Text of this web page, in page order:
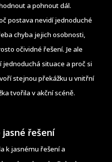
a pohnout dál.
postava nevidí jednoduché
chyba jejich osobnosti,
očividné řešení. Je ale
situace a proč si
stejnou překážku u vnitřní
tvořila v akční scéně.
řešení
k jasnému řešení a